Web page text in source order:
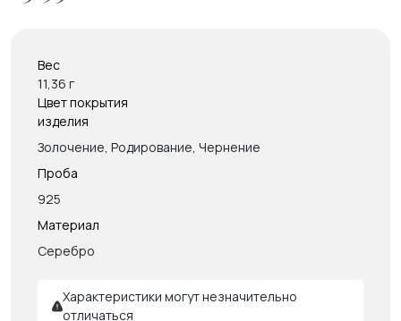
Вес
11,36 г
Цвет покрытия
изделия
Золочение, Родирование, Чернение
Проба
925
Материал
Серебро
Характеристики могут незначительно
отличаться